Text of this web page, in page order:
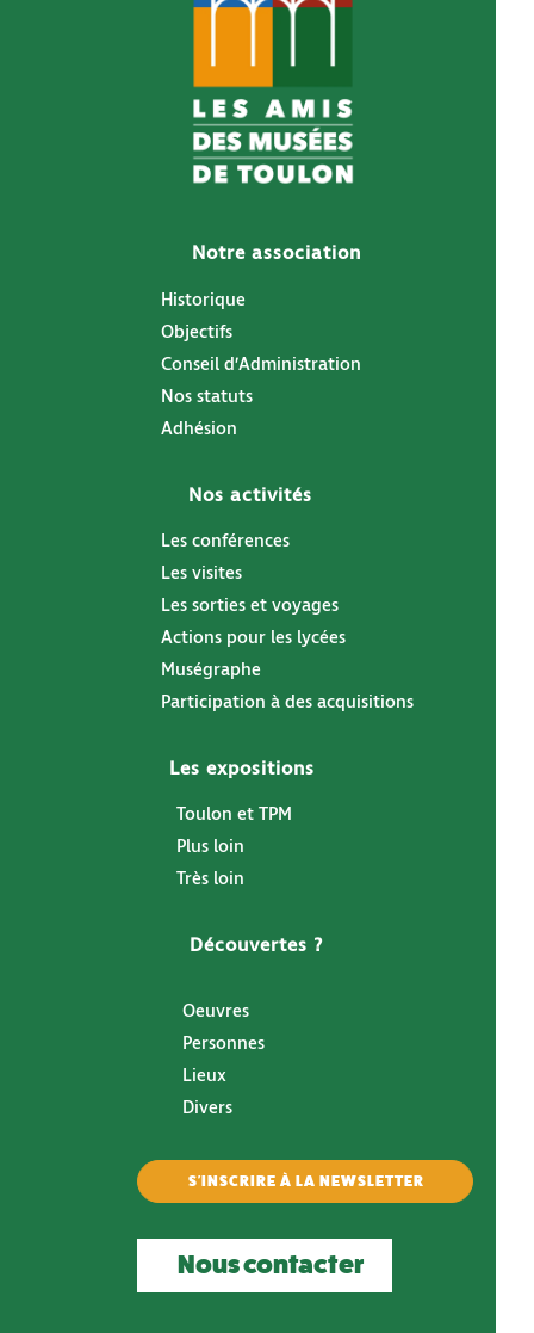
Notre association
Historique
Objectifs
Conseil d’Administration
Nos statuts
Adhésion
Nos activités
Les conférences
Les visites
Les sorties et voyages
Actions pour les lycées
Muségraphe
Participation à des acquisitions
Les expositions
Toulon et TPM
Plus loin
Très loin
Découvertes ?
Oeuvres
Personnes
Lieux
Divers
S'INSCRIRE À LA NEWSLETTER
Nous contacter